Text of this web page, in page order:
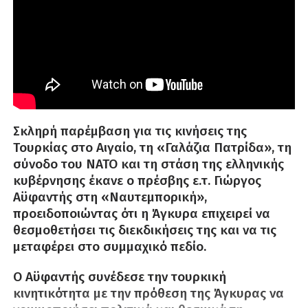
Σκληρή παρέμβαση για τις κινήσεις της
Τουρκίας στο Αιγαίο, τη «Γαλάζια Πατρίδα», τη
σύνοδο του ΝΑΤΟ και τη στάση της ελληνικής
κυβέρνησης έκανε ο πρέσβης ε.τ. Γιώργος
Αϋφαντής στη «Ναυτεμπορική»,
προειδοποιώντας ότι η Άγκυρα επιχειρεί να
θεσμοθετήσει τις διεκδικήσεις της και να τις
μεταφέρει στο συμμαχικό πεδίο.
Ο Αϋφαντής συνέδεσε την τουρκική
κινητικότητα με την πρόθεση της Άγκυρας να